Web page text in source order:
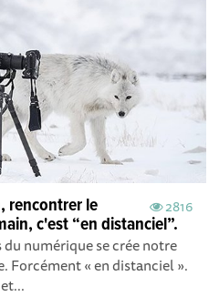
2816
rencontrer le
c'est “en distanciel”.
numérique se crée notre
Forcément « en distanciel ».